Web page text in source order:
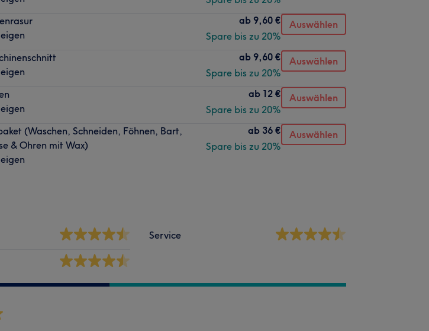
ab 9,60 €
Spare bis zu 20%
Auswählen
ab 9,60 €
Spare bis zu 20%
Auswählen
ab 12 €
Spare bis zu 20%
Auswählen
(Waschen, Schneiden, Föhnen, Bart,
& Ohren mit Wax)
ab 36 €
Spare bis zu 20%
Auswählen
Service